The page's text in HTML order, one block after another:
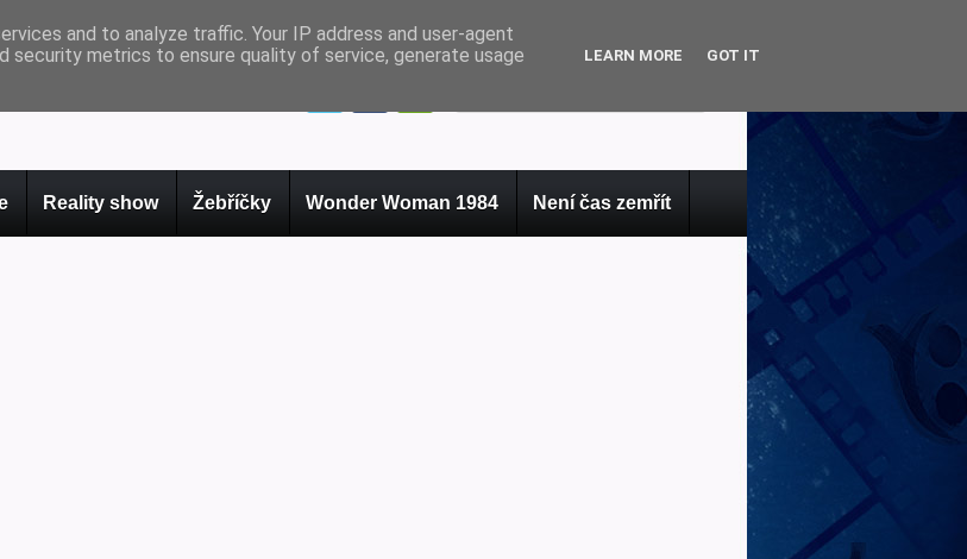
Reality show Žebříčky Wonder Woman 1984 Není čas zemřít
and to analyze traffic. Your IP address and user-agent
security metrics to ensure quality of service, generate usage
LEARN MORE GOT IT